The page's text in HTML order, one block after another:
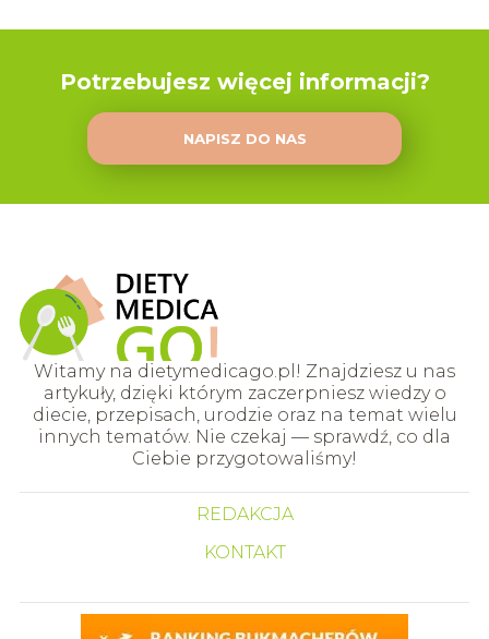
Potrzebujesz więcej informacji?
NAPISZ DO NAS
Witamy na dietymedicago.pl! Znajdziesz u nas
artykuły, dzięki którym zaczerpniesz wiedzy o
diecie, przepisach, urodzie oraz na temat wielu
innych tematów. Nie czekaj — sprawdź, co dla
Ciebie przygotowaliśmy!
REDAKCJA
KONTAKT